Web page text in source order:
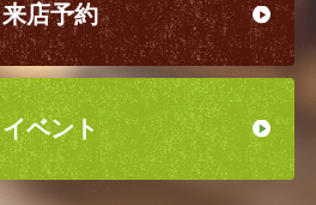
来店予約
イベント